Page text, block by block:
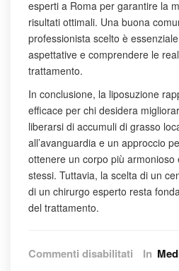
esperti a Roma per garantire la
risultati ottimali. Una buona
professionista scelto è
aspettative e comprendere le
trattamento.
In conclusione, la liposuzione
efficace per chi desidera
liberarsi di accumuli di grasso
all’avanguardia e un approccio
ottenere un corpo più
stessi. Tuttavia, la scelta di un
di un chirurgo esperto resta
del trattamento.
Commenti disabilitati suIn